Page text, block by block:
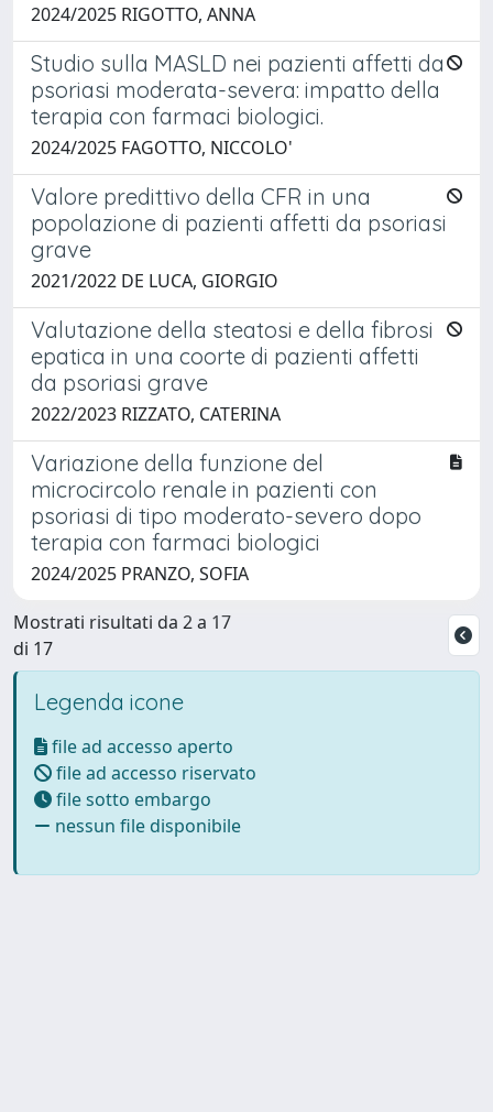
2024/2025 RIGOTTO, ANNA
Studio sulla MASLD nei pazienti affetti da
psoriasi moderata-severa: impatto della
terapia con farmaci biologici.
2024/2025 FAGOTTO, NICCOLO'
Valore predittivo della CFR in una
popolazione di pazienti affetti da psoriasi
grave
2021/2022 DE LUCA, GIORGIO
Valutazione della steatosi e della fibrosi
epatica in una coorte di pazienti affetti
da psoriasi grave
2022/2023 RIZZATO, CATERINA
Variazione della funzione del
microcircolo renale in pazienti con
psoriasi di tipo moderato-severo dopo
terapia con farmaci biologici
2024/2025 PRANZO, SOFIA
Mostrati risultati da 2 a 17
di 17
Legenda icone
file ad accesso aperto
file ad accesso riservato
file sotto embargo
nessun file disponibile